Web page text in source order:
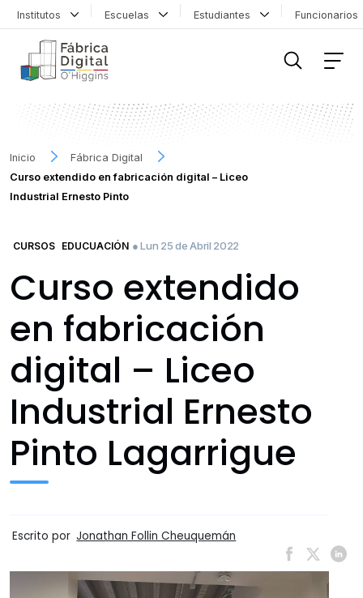
Institutos Escuelas Estudiantes
Inicio
Fábrica Digital
Curso extendido en fabricación digital – Liceo
Industrial Ernesto Pinto
CURSOS EDUCUACIÓN ● Lun 25 de Abril 2022
Curso extendido
en fabricación
digital – Liceo
Industrial Ernesto
Pinto Lagarrigue
Escrito por Jonathan Follin Cheuquemán